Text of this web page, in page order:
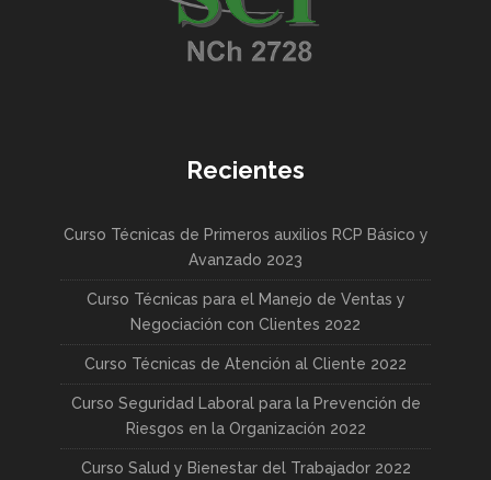
Recientes
Curso Técnicas de Primeros auxilios RCP Básico y
Avanzado 2023
Curso Técnicas para el Manejo de Ventas y
Negociación con Clientes 2022
Curso Técnicas de Atención al Cliente 2022
Curso Seguridad Laboral para la Prevención de
Riesgos en la Organización 2022
Curso Salud y Bienestar del Trabajador 2022